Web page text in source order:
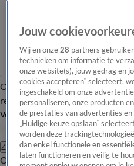
Overzicht Laatste nieuws Regionieuws
redactie
Volg Hart van Nederland
Zoeken
OverzichtRegioUitzendingen
Jouw
Wij en onze28 partners
technieken om informatie te
onze website(s), jouw gedrag en
cookies accepteren” selecteert,
ingeschakeld om onze
personaliseren, onze producten
de prestaties van advertenties
„Huidige keuze opslaan”
worden deze
dan enkel functionele en
laten functioneren en veilig te